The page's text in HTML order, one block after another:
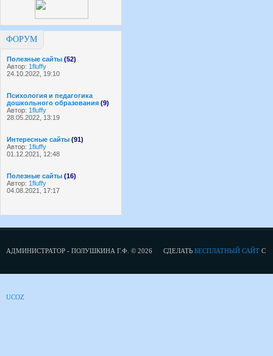
ФОРУМ
Полезные сайты (52)
Автор: 1fluffy
24.10.2022, 19:10
Психология и педагогика
дошкольного образования (9)
Автор: 1fluffy
28.05.2022, 13:19
Интересные сайты (91)
Автор: 1fluffy
01.12.2021, 12:48
Полезные сайты (16)
Автор: 1fluffy
04.08.2021, 17:17
АДМИНИСТРАТОР - ПОЛУШКИНА Г.Ф. © 2026 СДЕЛАТЬ БЕСПЛАТНЫЙ САЙТ С
UCOZ